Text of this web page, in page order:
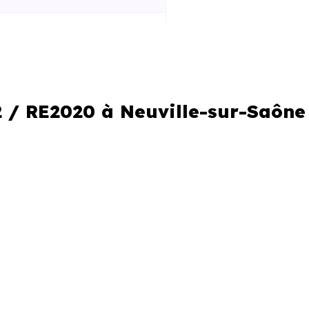
locale
un programme. C’est aussi
neufs ne se valent
de performance et de
/ RE2020 à Neuville-sur-Saône